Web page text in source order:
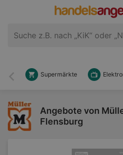
Zurück
Supermärkte
Angebote von
Flensburg